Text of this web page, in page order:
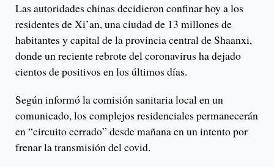
Las autoridades chinas decidieron confinar hoy a los
residentes de Xi’an, una ciudad de 13 millones de
habitantes y capital de la provincia central de Shaanxi,
donde un reciente rebrote del coronavirus ha dejado
cientos de positivos en los últimos días.
Según informó la comisión sanitaria local en un
comunicado, los complejos residenciales permanecerán
en “circuito cerrado” desde mañana en un intento por
frenar la transmisión del covid.